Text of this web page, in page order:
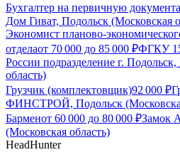
Бухгалтер на первичную
Дом Гиват, Подольск (Московская
Экономист планово-
отделаот 70 000 до 85 000 ₽ФГКУ
России подразделение г.
область)
Грузчик (комплектовщик)92 000 ₽
ФИНСТРОЙ, Подольск
Барменот 60 000 до 80 000 ₽Замок
(Московская область)
HeadHunter